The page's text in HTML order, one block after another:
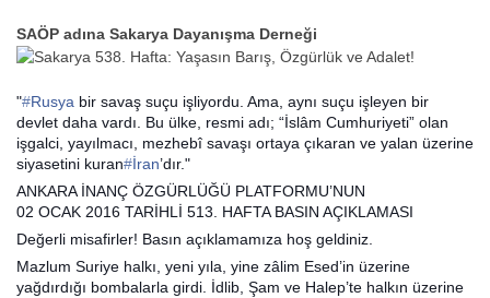
SAÖP adına Sakarya Dayanışma Derneği
"‪#‎Rusya‬ bir savaş suçu işliyordu. Ama, aynı suçu işleyen bir
devlet daha vardı. Bu ülke, resmi adı; “İslâm Cumhuriyeti” olan
işgalci, yayılmacı, mezhebî savaşı ortaya çıkaran ve yalan üzerine
siyasetini kuran‪#‎İran‬’dır."
ANKARA İNANÇ ÖZGÜRLÜĞÜ PLATFORMU’NUN
02 OCAK 2016 TARİHLİ 513. HAFTA BASIN AÇIKLAMASI
Değerli misafirler! Basın açıklamamıza hoş geldiniz.
Mazlum Suriye halkı, yeni yıla, yine zâlim Esed’in üzerine
yağdırdığı bombalarla girdi. İdlib, Şam ve Halep’te halkın üzerine